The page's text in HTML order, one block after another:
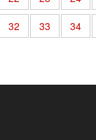
32
33 34